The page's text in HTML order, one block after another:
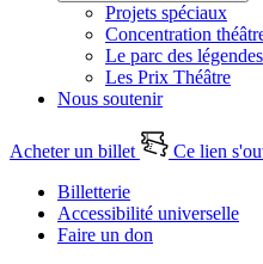
Projets spéciaux
Concentration
Le parc des légendes
Les Prix Théâtre
Nous soutenir
Acheter un billet
Ce lien
Billetterie
Accessibilité universelle
Faire un don